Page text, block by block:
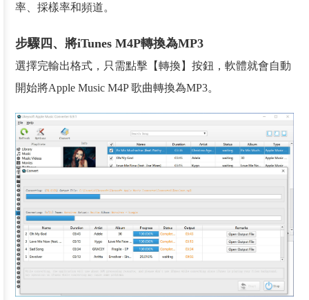
率、採樣率和頻道。
步驟四、將iTunes M4P轉換為MP3
選擇完輸出格式，只需點擊【轉換】按鈕，軟體就會自動
開始將Apple Music M4P 歌曲轉換為MP3。